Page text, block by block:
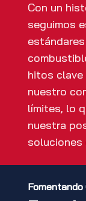
Con un
seguimos
hitos clave
nuestro
límites, lo
nuestra
soluciones